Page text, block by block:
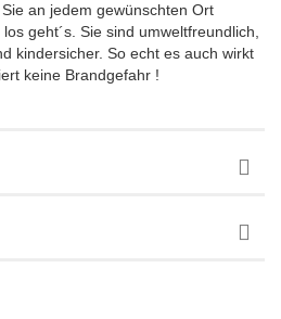
an jedem gewünschten Ort
geht´s. Sie sind umweltfreundlich,
kindersicher. So echt es auch wirkt
keine Brandgefahr !